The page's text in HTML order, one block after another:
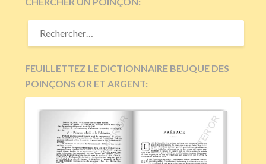
RECHERCHER :
FEUILLETTEZ LE DICTIONNAIRE BEUQUE DES
POINÇONS OR ET ARGENT: